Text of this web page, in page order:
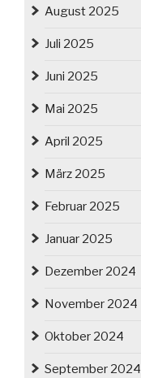
August 2025
Juli 2025
Juni 2025
Mai 2025
April 2025
März 2025
Februar 2025
Januar 2025
Dezember 2024
November 2024
Oktober 2024
September 2024